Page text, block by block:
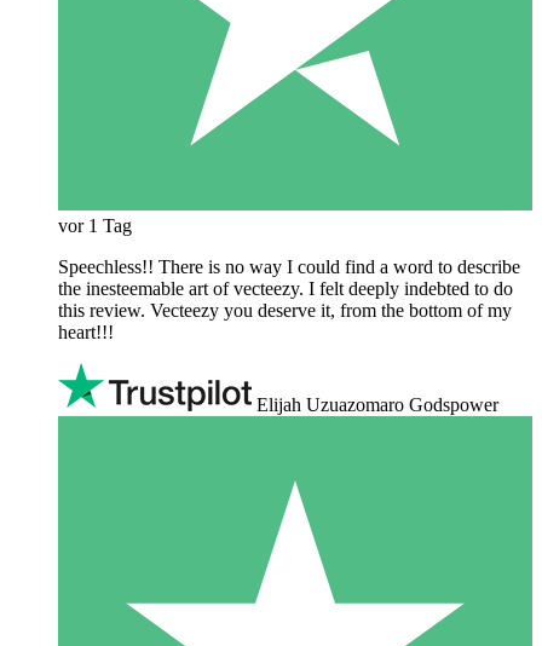
vor 1 Tag
Speechless!! There is no way I could find a word to describe
the inesteemable art of vecteezy. I felt deeply indebted to do
this review. Vecteezy you deserve it, from the bottom of my
heart!!!
Elijah Uzuazomaro Godspower